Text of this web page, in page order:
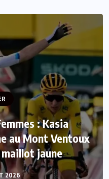
: Kasia
au Mont Ventoux
maillot jaune
2026
s’offre Rodri
d’euros
2026